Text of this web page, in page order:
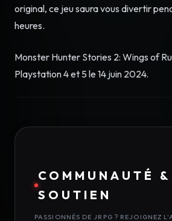
original, ce jeu saura vous divertir
heures.
Monster Hunter Stories 2: Wings of
Playstation 4 et 5 le 14 juin 2024.
COMMUNAUTÉ &
SOUTIEN
PASSIONNÉS DE JRPG ? REJOIGNEZ